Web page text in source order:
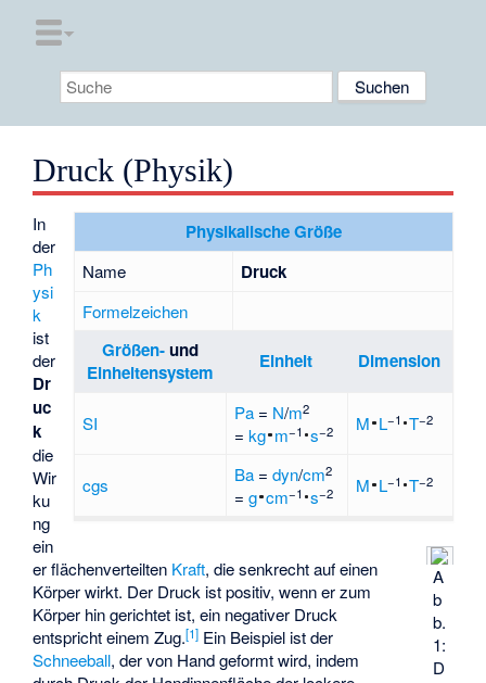
Druck (Physik)
Physikalische Größe
Name Druck
Formelzeichen
Größen-und
Einheitensystem
Einheit Dimension
SI Pa = N/m2
=kg·m−1 ·s−2 M·L−1 ·T−2
cgs Ba =dyn/cm2
=g·cm−1 ·s−2 M·L−1 ·T−2
A
b
b.
1:
D
In
der
Ph
ysi
k
ist
der
Dr
uc
k
die
Wir
ku
ng
ein
er flächen­verteilten Kraft, die senkrecht auf einen
Körper wirkt. Der Druck ist positiv, wenn er zum
Körper hin gerichtet ist, ein negativer Druck
entspricht einem Zug.[1] Ein Beispiel ist der
Schneeball, der von Hand geformt wird, indem